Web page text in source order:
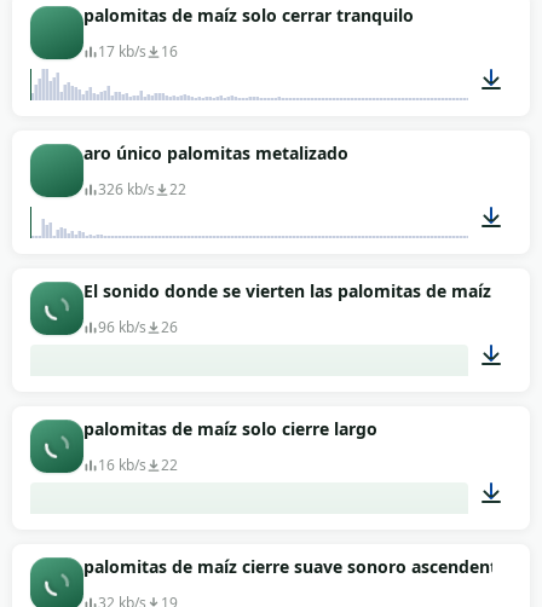
palomitas de maíz solo cerrar tranquilo
17 kb/s 16
aro único palomitas metalizado
326 kb/s 22
00:01
El sonido donde se vierten las palomitas de maíz
96 kb/s 26
palomitas de maíz solo cierre largo
16 kb/s 22
00:02
palomitas de maíz cierre suave sonoro ascendente
32 kb/s 19